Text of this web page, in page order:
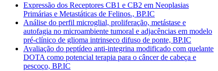
Expressão dos Receptores CB1 e CB2 em Neoplasias
Primárias e Metastáticas de Felinos., BP.IC
Análise do perfil microglial, proliferação, metástase e
autofagia no microambiente tumoral e adjacências em modelo
pré-clínico de glioma intrinseco difuso de ponte, BP.IC
Avaliação do peptídeo anti-integrina modificado com quelante
DOTA como potencial terapia para o câncer de cabeça e
pescoço, BP.IC